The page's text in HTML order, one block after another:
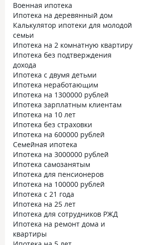
Военная ипотека
Ипотека на деревянный дом
Калькулятор ипотеки для молодой
семьи
Ипотека на 2 комнатную квартиру
Ипотека без подтверждения
дохода
Ипотека с двумя детьми
Ипотека неработающим
Ипотека на 1300000 рублей
Ипотека зарплатным клиентам
Ипотека на 10 лет
Ипотека без страховки
Ипотека на 600000 рублей
Семейная ипотека
Ипотека на 3000000 рублей
Ипотека самозанятым
Ипотека для пенсионеров
Ипотека на 100000 рублей
Ипотека с 21 года
Ипотека на 25 лет
Ипотека для сотрудников РЖД
Ипотека на ремонт дома и
квартиры